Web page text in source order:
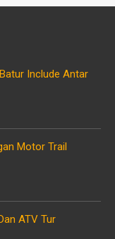
Include Antar
Motor Trail
ATV Tur